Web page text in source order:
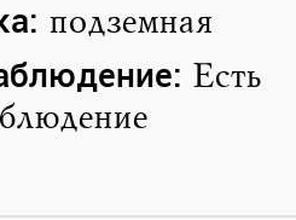
подземная
Есть